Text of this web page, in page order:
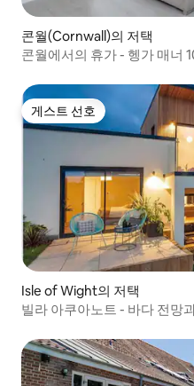
콘월(Cornwall)의 저택
콘월에서의 휴가 - 헹가 매너
게스트 선호
게스트 선호
Isle of Wight의 저택
빌라 아쿠아노트 - 바다 전망